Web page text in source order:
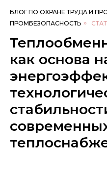
БЛОГ ПО ОХРАНЕ ТРУДА И
ПРОМБЕЗОПАСНОСТЬ »
как основа